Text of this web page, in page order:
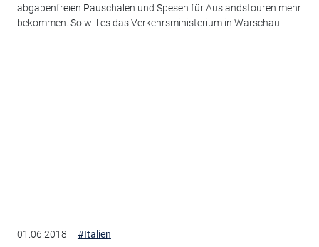
abgabenfreien Pauschalen und Spesen für Auslandstouren mehr
bekommen. So will es das Verkehrsministerium in Warschau.
01.06.2018 #Italien